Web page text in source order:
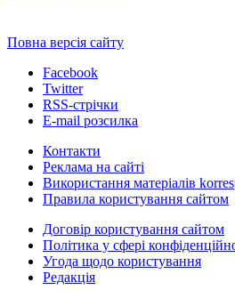
Повна версія сайту
Facebook
Twitter
RSS-стрічки
E-mail розсилка
Контакти
Реклама на сайті
Використання матеріалів
Правила користування сайтом
Договір користування сайтом
Політика у сфері
Угода щодо користування
Редакція